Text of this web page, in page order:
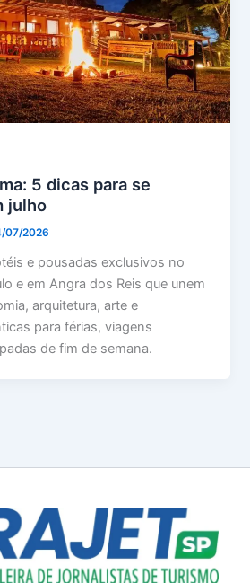
5 dicas para se
julho
07/2026
e pousadas exclusivos no
e em Angra dos Reis que unem
arquitetura, arte e
para férias, viagens
de fim de semana.